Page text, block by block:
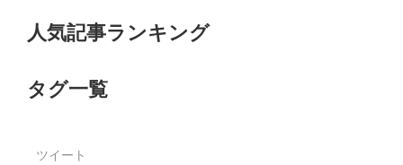
人気記事ランキング
タグ一覧
ツイート